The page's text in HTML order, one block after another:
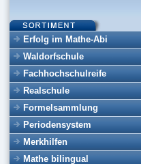
Erfolg im Mathe-Abi
Waldorfschule
Fachhochschulreife
Realschule
Formelsammlung
Periodensystem
Merkhilfen
Mathe bilingual